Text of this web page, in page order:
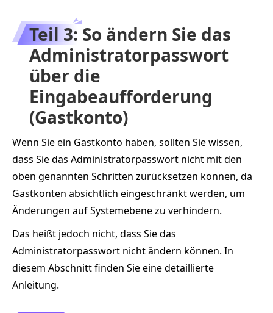
Teil 3: So ändern Sie das
Administratorpasswort
über die
Eingabeaufforderung
(Gastkonto)
Wenn Sie ein Gastkonto haben, sollten Sie wissen,
dass Sie das Administratorpasswort nicht mit den
oben genannten Schritten zurücksetzen können, da
Gastkonten absichtlich eingeschränkt werden, um
Änderungen auf Systemebene zu verhindern.
Das heißt jedoch nicht, dass Sie das
Administratorpasswort nicht ändern können. In
diesem Abschnitt finden Sie eine detaillierte
Anleitung.